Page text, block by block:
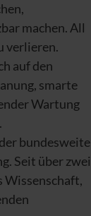
machen. All
verlieren.
auf den
smarte
Wartung
bundesweite
Seit über zwei
Wissenschaft,